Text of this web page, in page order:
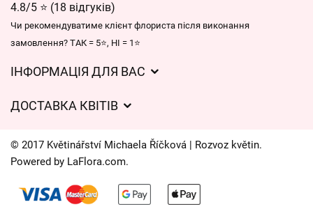
4.8/5 ⭐ (18 відгуків)
Чи рекомендуватиме клієнт флориста після виконання
замовлення? ТАК = 5⭐, НІ = 1⭐
ІНФОРМАЦІЯ ДЛЯ ВАС
Захист персональних даних
Час доставки квітів – огляд можливостей
ДОСТАВКА КВІТІВ
Куди ми доставляємо квіти
Контакти
© 2017 Květinářství Michaela Říčková | Rozvoz květin.
Powered by LaFlora.com.